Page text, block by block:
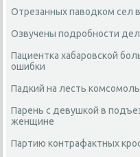
Отрезанных паводком сел
Озвучены подробности
Пациентка хабаровской
ошибки
Падкий на лесть
Парень с девушкой в
женщине
Партию контрафактных